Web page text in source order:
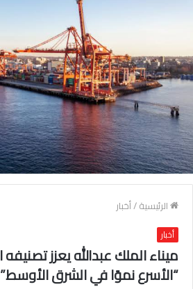
الرئيسية/أخبار
أخبار
ميناء الملك عبدالله يعزز
“الأسرع نموًا في الشرق الأوسط”